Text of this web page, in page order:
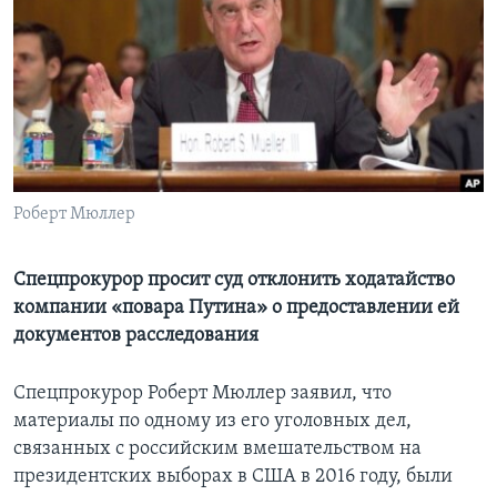
Learning English
СОЦИАЛЬНЫЕ СЕТИ
Языки
Роберт Мюллер
Спецпрокурор просит суд отклонить ходатайство
компании «повара Путина» о предоставлении ей
документов расследования
Спецпрокурор Роберт Мюллер заявил, что
материалы по одному из его уголовных дел,
связанных с российским вмешательством на
президентских выборах в США в 2016 году, были